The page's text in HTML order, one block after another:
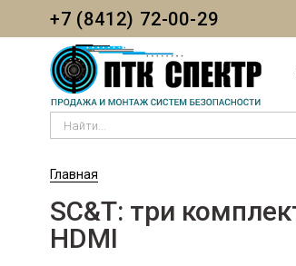
+7 (8412) 72-00-29
Найти...
YOU ARE HERE
Главная
SC&T: три
HDMI